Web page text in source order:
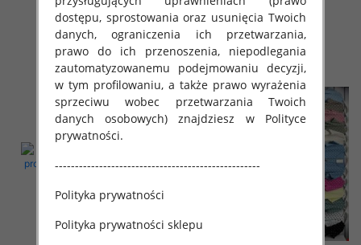
35.00 zł
szczegóły
35.00 zł
szczegóły
dostępu, sprostowania oraz usunięcia Twoich
danych, ograniczenia ich przetwarzania,
prawo do ich przenoszenia, niepodlegania
zautomatyzowanemu podejmowaniu decyzji,
w tym profilowaniu, a także prawo wyrażenia
sprzeciwu wobec przetwarzania Twoich
danych osobowych) znajdziesz w Polityce
prywatności.
---------------------------------------------------
Polityka prywatności
Polityka prywatności sklepu